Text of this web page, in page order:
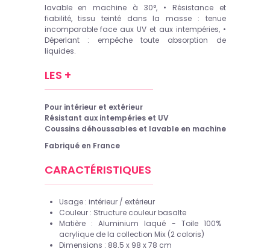
lavable en machine à 30°, • Résistance et
fiabilité, tissu teinté dans la masse : tenue
incomparable face aux UV et aux intempéries, •
Déperlant : empêche toute absorption de
liquides.
LES +
Pour intérieur et extérieur
Résistant aux intempéries et UV
Coussins déhoussables et lavable en machine
Fabriqué en France
CARACTÉRISTIQUES
Usage : intérieur / extérieur
Couleur : Structure couleur basalte
Matière : Aluminium laqué - Toile100%
acrylique de la collection Mix (2 coloris)
Dimensions : 88.5 x 98 x 78 cm